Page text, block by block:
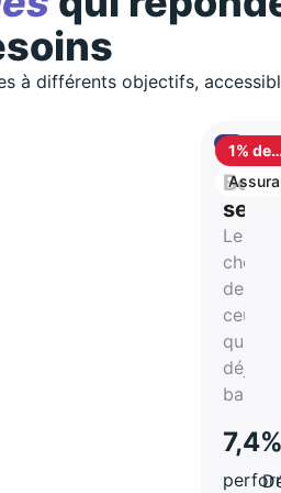
à différents objectifs,
1% de
vie
Best-
seller
Le
choix
de
ceux
qui ont
déjà
basculé
7,4%